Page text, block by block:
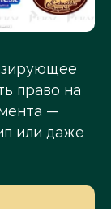
право на
—
или даже